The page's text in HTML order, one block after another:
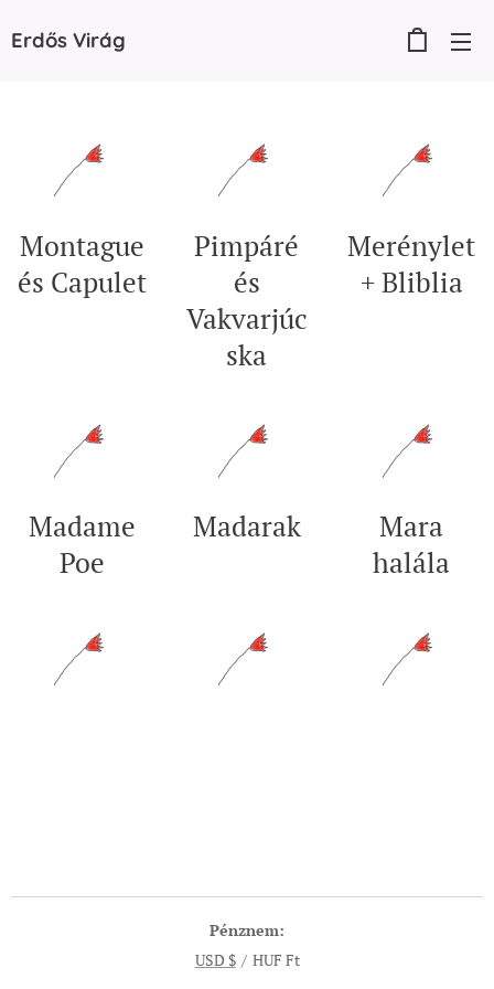
Erdős Virág
Montague
és Capulet
Pimpáré
és
Vakvarjúc
ska
Merénylet
+ Bliblia
Madame
Poe
Madarak
Mara
halála
Pénznem
USD $
HUF Ft